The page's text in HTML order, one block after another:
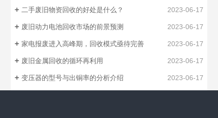
二手废旧物资回收的好处是什么？ 2023-06-17
废旧动力电池回收市场的前景预测 2023-06-17
家电报废进入高峰期，回收模式亟待完善 2023-06-17
废旧金属回收的循环再利用 2023-06-17
变压器的型号与出铜率的分析介绍 2023-06-17